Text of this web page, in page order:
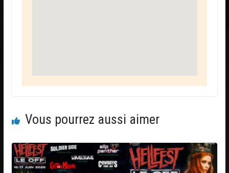
Vous pourrez aussi aimer